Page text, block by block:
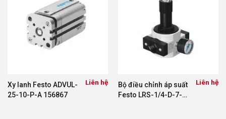
Xy lanh Festo ADVUL-
25-10-P-A 156867
Liên hệ
Bộ điều chỉnh áp suất
Festo LRS-1/4-D-7-I-
Liên hệ